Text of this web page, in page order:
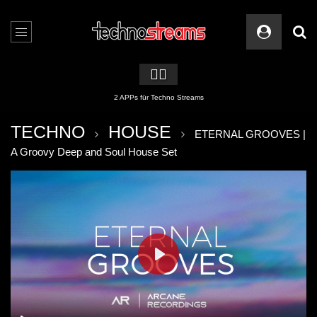
🏳️‍🌈
2 APPs für Techno Streams
TECHNO HOUSE
ETERNAL GROOVES |
A Groovy Deep and Soul House Set
PLAY